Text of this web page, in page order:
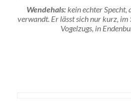
Wendehals:kein echter Specht,
verwandt. Er lässt sich nur kurz, im
Vogelzugs, in